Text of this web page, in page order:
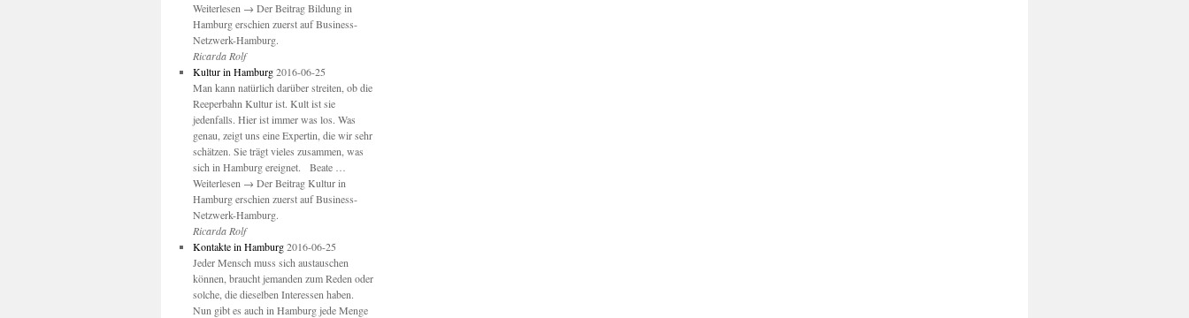
Weiterlesen → Der Beitrag Bildung in
Hamburg erschien zuerst auf Business-
Netzwerk-Hamburg.
Ricarda Rolf
Kultur in Hamburg 2016-06-25
Man kann natürlich darüber streiten, ob die
Reeperbahn Kultur ist. Kult ist sie
jedenfalls. Hier ist immer was los. Was
genau, zeigt uns eine Expertin, die wir sehr
schätzen. Sie trägt vieles zusammen, was
sich in Hamburg ereignet. Beate …
Weiterlesen → Der Beitrag Kultur in
Hamburg erschien zuerst auf Business-
Netzwerk-Hamburg.
Ricarda Rolf
Kontakte in Hamburg 2016-06-25
Jeder Mensch muss sich austauschen
können, braucht jemanden zum Reden oder
solche, die dieselben Interessen haben.
Nun gibt es auch in Hamburg jede Menge